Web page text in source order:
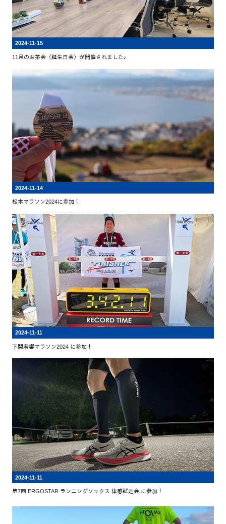
2024-11-15
11月のお茶会（誕生日会）が開催されました♪
2024-11-14
松本マラソン2024に参加！
2024-11-11
下関海響マラソン2024 に参加！
2024-11-11
第7回 ERGOSTAR ランニングソックス 体感試走会 に参加！